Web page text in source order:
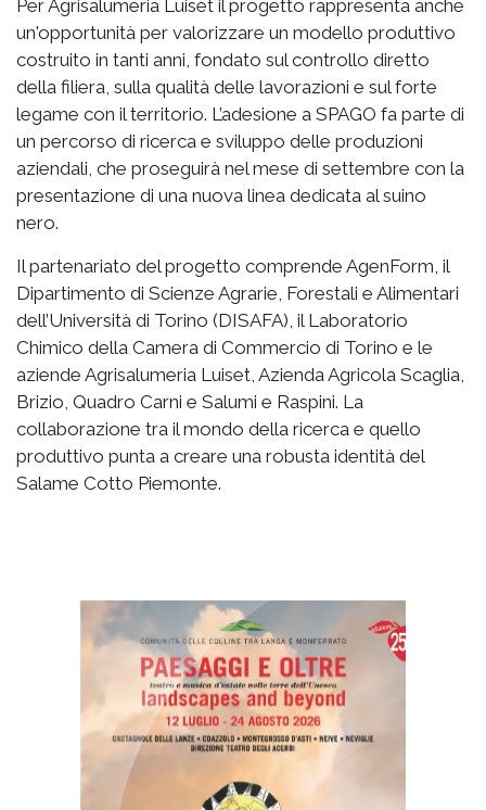
Per Agrisalumeria Luiset il progetto rappresenta anche
un'opportunità per valorizzare un modello produttivo
costruito in tanti anni, fondato sul controllo diretto
della filiera, sulla qualità delle lavorazioni e sul forte
legame con il territorio. L’adesione a SPAGO fa parte di
un percorso di ricerca e sviluppo delle produzioni
aziendali, che proseguirà nel mese di settembre con la
presentazione di una nuova linea dedicata al suino
nero.
Il partenariato del progetto comprende AgenForm, il
Dipartimento di Scienze Agrarie, Forestali e Alimentari
dell’Università di Torino (DISAFA), il Laboratorio
Chimico della Camera di Commercio di Torino e le
aziende Agrisalumeria Luiset, Azienda Agricola Scaglia,
Brizio, Quadro Carni e Salumi e Raspini. La
collaborazione tra il mondo della ricerca e quello
produttivo punta a creare una robusta identità del
Salame Cotto Piemonte.